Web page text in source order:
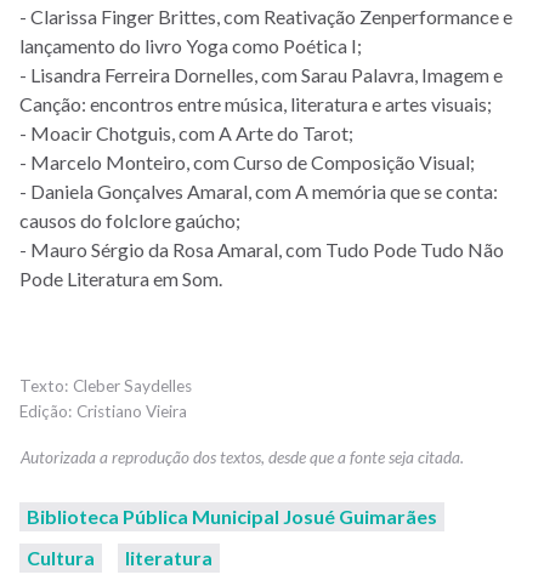
- Clarissa Finger Brittes, com Reativação Zenperformance e
lançamento do livro Yoga como Poética I;
- Lisandra Ferreira Dornelles, com Sarau Palavra, Imagem e
Canção: encontros entre música, literatura e artes visuais;
- Moacir Chotguis, com A Arte do Tarot;
- Marcelo Monteiro, com Curso de Composição Visual;
- Daniela Gonçalves Amaral, com A memória que se conta:
causos do folclore gaúcho;
- Mauro Sérgio da Rosa Amaral, com Tudo Pode Tudo Não
Pode Literatura em Som.
Cleber Saydelles
Cristiano Vieira
Biblioteca Pública Municipal Josué Guimarães
Cultura
literatura